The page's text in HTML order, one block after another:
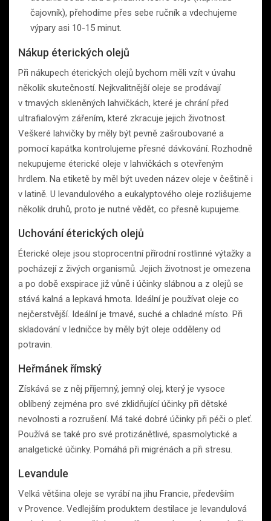
čajovník), přehodíme přes sebe ručník a vdechujeme
výpary asi 10-15 minut.
Nákup éterických olejů
Při nákupech éterických olejů bychom měli vzít v úvahu
několik skutečností. Nejkvalitnější oleje se prodávají
v tmavých skleněných lahvičkách, které je chrání před
ultrafialovým zářením, které zkracuje jejich životnost.
Veškeré lahvičky by měly být pevně zašroubované a
pomocí kapátka kontrolujeme přesné dávkování. Rozhodně
nekupujeme éterické oleje v lahvičkách s otevřeným
hrdlem. Na etiketě by měl být uveden název oleje v češtině i
v latině. U levandulového a eukalyptového oleje rozlišujeme
několik druhů, proto je nutné vědět, co přesně kupujeme.
Uchování éterických olejů
Éterické oleje jsou stoprocentní přírodní rostlinné výtažky a
pocházejí z živých organismů. Jejich životnost je omezena
a po době exspirace již vůně i účinky slábnou a z olejů se
stává kalná a lepkavá hmota. Ideální je používat oleje co
nejčerstvější. Ideální je tmavé, suché a chladné místo. Při
skladování v ledničce by měly být oleje odděleny od
potravin.
Heřmánek římský
Získává se z něj příjemný, jemný olej, který je vysoce
oblíbený zejména pro své zklidňující účinky při dětské
nevolnosti a rozrušení. Má také dobré účinky při péči o pleť.
Používá se také pro své protizánětlivé, spasmolytické a
analgetické účinky. Pomáhá při migrénách a při stresu.
Levandule
Velká většina oleje se vyrábí na jihu Francie, především
v Provence. Vedlejším produktem destilace je levandulová